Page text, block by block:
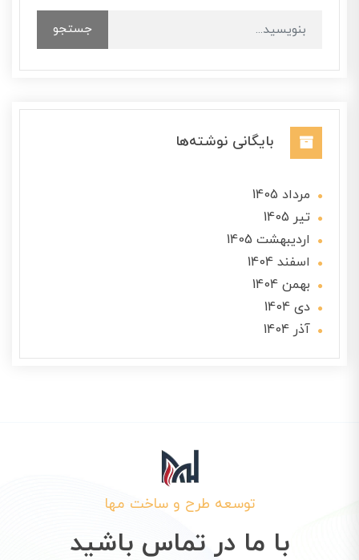
جستجو
بایگانی نوشته‌ها
مرداد 1405
تير 1405
ارديبهشت 1405
اسفند 1404
بهمن 1404
دی 1404
آذر 1404
توسعه طرح و ساخت مها
با ما در تماس باشید